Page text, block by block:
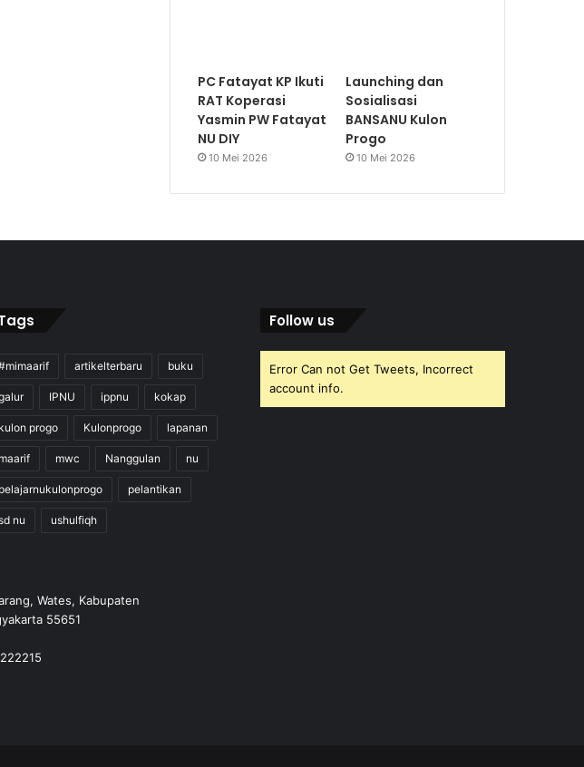
PC Fatayat KP Ikuti
RAT Koperasi
Yasmin PW Fatayat
NU DIY
10 Mei 2026
Launching dan
Sosialisasi
BANSANU Kulon
Progo
10 Mei 2026
artikelterbaru buku
IPNU ippnu kokap
kulon progo Kulonprogo lapanan
maarif mwc Nanggulan nu
pelajarnukulonprogo pelantikan
nu ushulfiqh
Follow us
Error Can not Get Tweets, Incorrect
account info.
Wates, Kabupaten
55651